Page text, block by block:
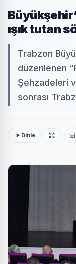
ışık tutan
Trabzon
düzenlenen
Şehzadeleri
sonrası
Dinle